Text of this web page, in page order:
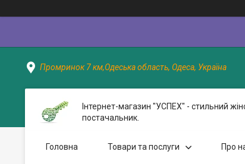
Промринок 7 км,Одеська область, Одеса, Україна
Інтернет-магазин "УСПЕХ" - стильний
постачальник.
Головна Товари та послуги Про